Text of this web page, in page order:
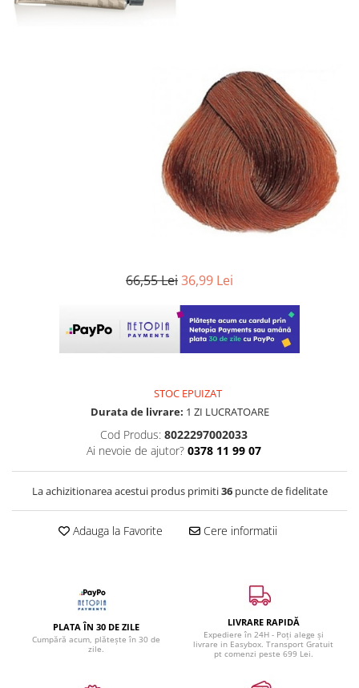
66,55 Lei36,99 Lei
STOC EPUIZAT
Durata de livrare: 1 ZI LUCRATOARE
Cod Produs: 8022297002033
Ai nevoie de ajutor? 0378 11 99 07
La achizitionarea acestui produs primiti36puncte de fidelitate
Adauga la Favorite Cere informatii
PLATA ÎN 30 DE ZILE
Cumpără acum, plătește în 30 de
zile.
LIVRARE RAPIDĂ
Expediere în 24H - Poți alege și
livrare in Easybox. Transport Gratuit
pt comenzi peste 699 Lei.